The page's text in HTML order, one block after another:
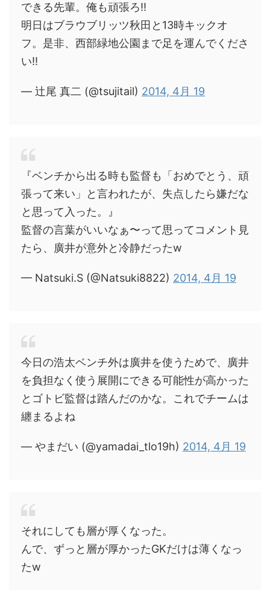
できる先輩。俺も頑張ろ‼︎
明日はブラウブリッツ秋田と13時キックオ
フ。是非、西部緑地公園まで足を運んでくださ
い‼︎
— 辻尾 真二 (@tsujitail) 2014, 4月 19
『ベンチから出る時も監督も「おめでとう、頑
張って来い」と言われたが、失点したら嫌だな
と思って入った。』
監督の言葉がいいなぁ〜って思ってコメント見
たら、廣井が意外と冷静だったw
— Natsuki.S (@Natsuki8822) 2014, 4月 19
今日の浩太ベンチ外は廣井を使うためで、廣井
を負担なく使う展開にできる可能性が高かった
とゴトビ監督は踏んだのかな。これでチームは
纏まるよね
— やまだい (@yamadai_tlo19h) 2014, 4月 19
それにしても層が厚くなった。
んで、ずっと層が厚かったGKだけは薄くなっ
たw